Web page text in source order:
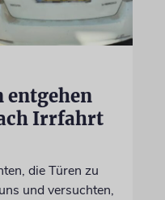
entgehen
Irrfahrt
die Türen zu
und versuchten,